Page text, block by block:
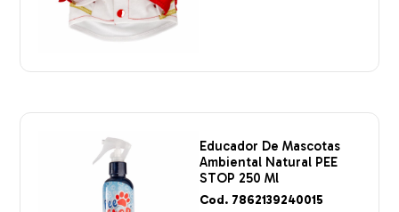
Educador De Mascotas
Ambiental Natural PEE
STOP 250 Ml
Cod. 7862139240015